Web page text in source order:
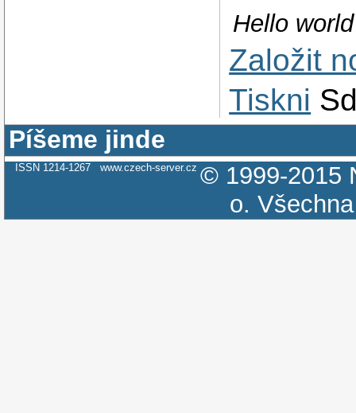
Hello
Založit
Tiskni
Píšeme jinde
ISSN 1214-1267 www.czech-server.cz © 1999-2015
o.